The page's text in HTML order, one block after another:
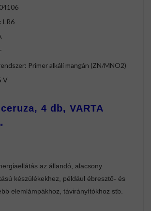
LR6
Primer alkáli mangán (ZN/MNO2)
V
4 db, VARTA
az állandó, alacsony
készülékekhez, például ébresztő- és
elemlámpákhoz, távirányítókhoz stb.